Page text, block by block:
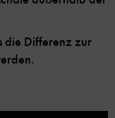
die Differenz zur